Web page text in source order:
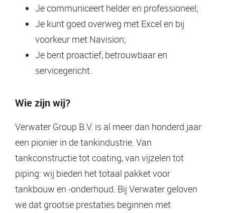
Je communiceert helder en professioneel;
Je kunt goed overweg met Excel en bij
voorkeur met Navision;
Je bent proactief, betrouwbaar en
servicegericht.
Wie zijn wij?
Verwater Group B.V. is al meer dan honderd jaar
een pionier in de tankindustrie. Van
tankconstructie tot coating, van vijzelen tot
piping: wij bieden het totaal pakket voor
tankbouw en -onderhoud. Bij Verwater geloven
we dat grootse prestaties beginnen met